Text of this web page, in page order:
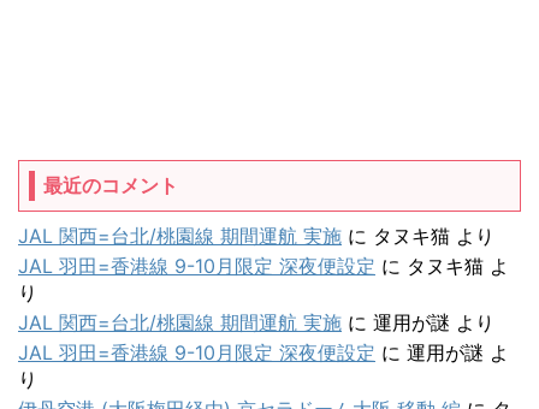
最近のコメント
JAL 関西=台北/桃園線 期間運航 実施 に タヌキ猫 より
JAL 羽田=香港線 9-10月限定 深夜便設定 に タヌキ猫 よ
り
JAL 関西=台北/桃園線 期間運航 実施 に 運用が謎 より
JAL 羽田=香港線 9-10月限定 深夜便設定 に 運用が謎 よ
り